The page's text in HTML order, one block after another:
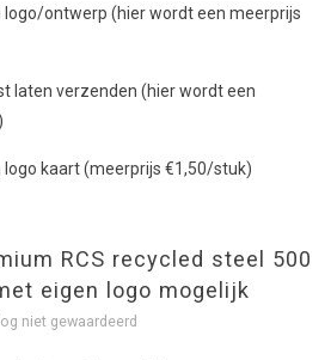
logo/ontwerp (hier wordt een meerprijs
laten verzenden (hier wordt een
logo kaart (meerprijs €1,50/stuk)
RCS recycled steel 500
eigen logo mogelijk
niet gewaardeerd